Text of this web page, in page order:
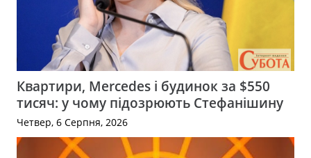
Квартири, Mercedes і будинок за $550
тисяч: у чому підозрюють Стефанішину
Четвер, 6 Серпня, 2026